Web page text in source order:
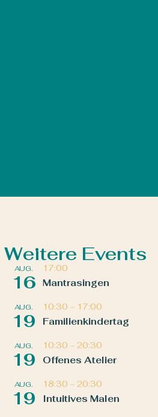
Weitere Events
AUG.
16
17:00
Mantrasingen
AUG.
19
10:30 – 17:00
Familienkindertag
AUG.
19
10:30 – 20:30
Offenes Atelier
AUG.
19
18:30 – 20:30
Intuitives Malen